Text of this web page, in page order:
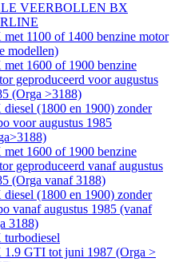
VEERBOLLEN BX
1100 of 1400 benzine motor
modellen)
1600 of 1900 benzine
geproduceerd voor augustus
(Orga >3188)
(1800 en 1900) zonder
voor augustus 1985
1600 of 1900 benzine
geproduceerd vanaf augustus
(Orga vanaf 3188)
(1800 en 1900) zonder
vanaf augustus 1985 (vanaf
3188)
1.9 GTI tot juni 1987 (Orga >